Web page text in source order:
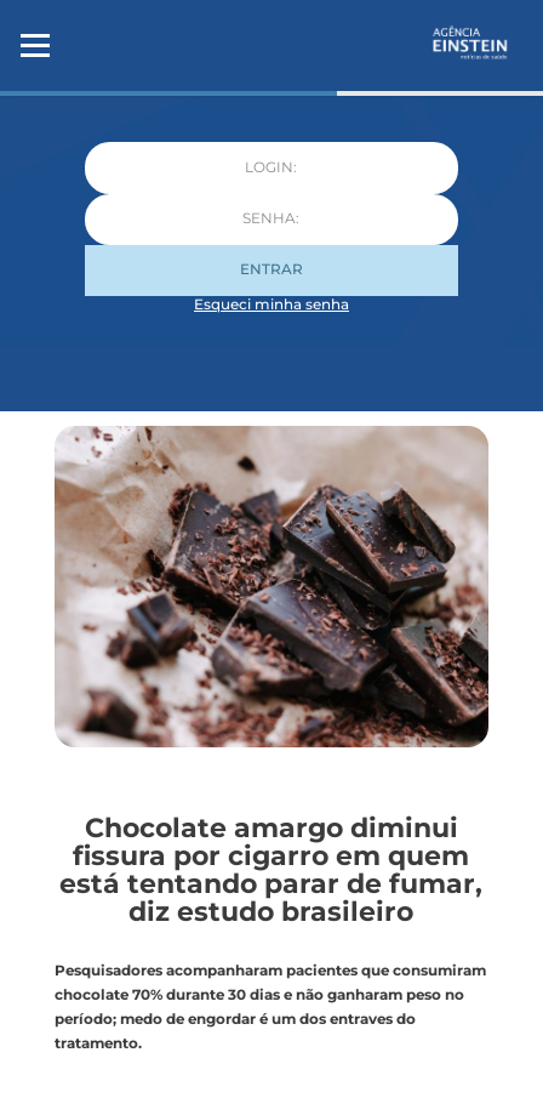
ENTRAR
Esqueci minha senha
Chocolate amargo diminui
fissura por cigarro em quem
está tentando parar de fumar,
diz estudo brasileiro
Pesquisadores acompanharam pacientes que consumiram
chocolate 70% durante 30 dias e não ganharam peso no
período; medo de engordar é um dos entraves do
tratamento.